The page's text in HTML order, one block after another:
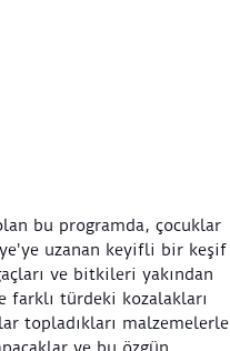
bu programda, çocuklar
uzanan keyifli bir keşif
ve bitkileri yakından
farklı türdeki kozalakları
topladıkları malzemelerle